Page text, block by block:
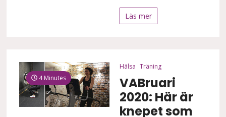
Läs mer
4 Minutes
Hälsa Träning
VABruari
2020: Här är
knepet som